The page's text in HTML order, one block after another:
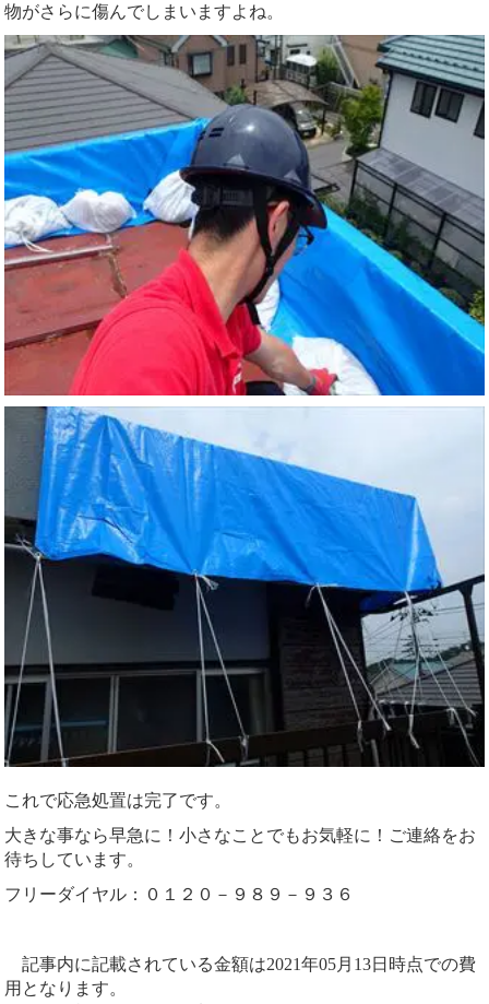
物がさらに傷んでしまいますよね。
これで応急処置は完了です。
大きな事なら早急に！小さなことでもお気軽に！ご連絡をお
待ちしています。
フリーダイヤル：０１２０－９８９－９３６
記事内に記載されている金額は2021年05月13日時点での費
用となります。